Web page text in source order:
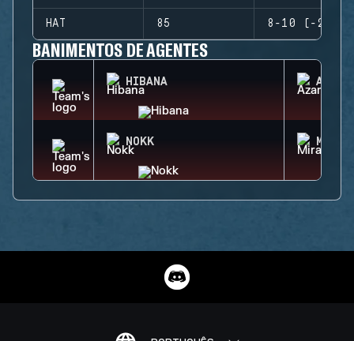
HAT 85 8-10 (-2)
BANIMENTOS DE AGENTES
HIBANA AZAMI
NOKK MIRA